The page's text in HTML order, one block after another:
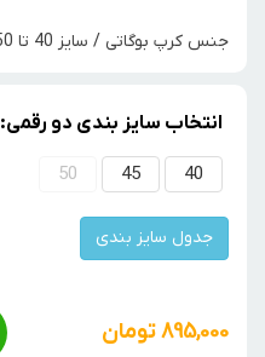
جنس کرپ بوگاتی / سایز 40 تا 50
انتخاب سایز بندی دو رقمی:
40
45
50
جدول سایز بندی
895,000تومان